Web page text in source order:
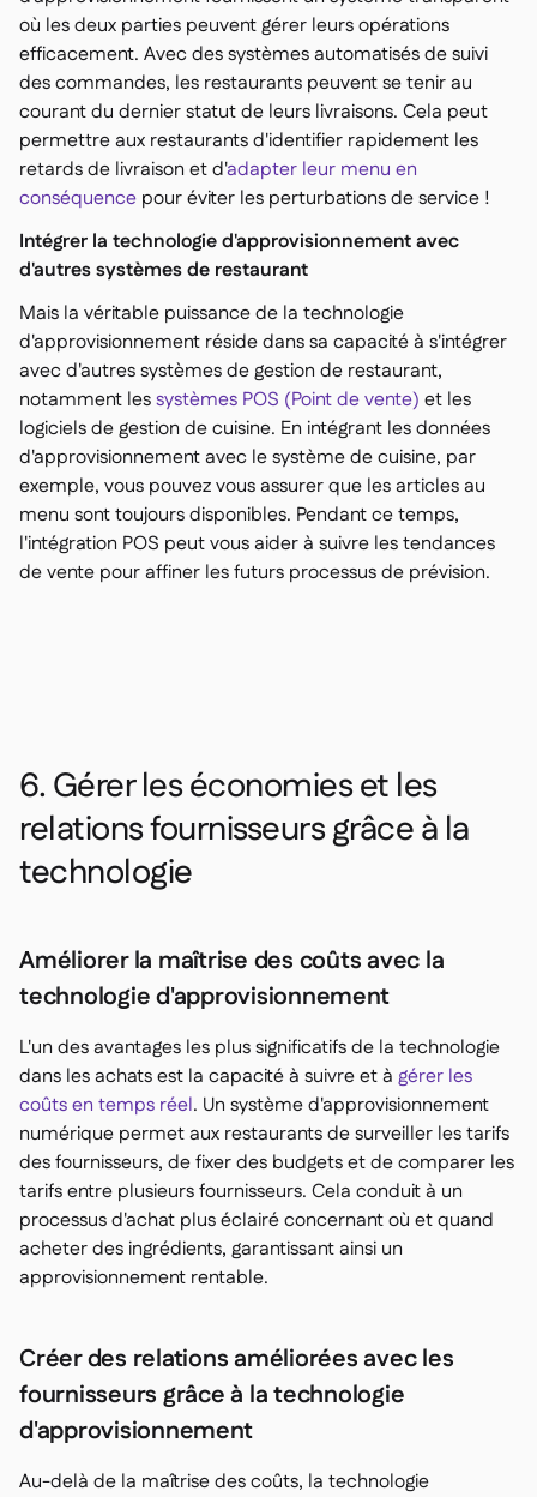
où les deux parties peuvent gérer leurs opérations
efficacement. Avec des systèmes automatisés de suivi
des commandes, les restaurants peuvent se tenir au
courant du dernier statut de leurs livraisons. Cela peut
permettre aux restaurants d'identifier rapidement les
retards de livraison et d'adapter leur menu en
conséquence pour éviter les perturbations de service !
Intégrer la technologie d'approvisionnement avec
d'autres systèmes de restaurant
Mais la véritable puissance de la technologie
d'approvisionnement réside dans sa capacité à s'intégrer
avec d'autres systèmes de gestion de restaurant,
notamment lessystèmes POS (Point de vente) et les
logiciels de gestion de cuisine. En intégrant les données
d'approvisionnement avec le système de cuisine, par
exemple, vous pouvez vous assurer que les articles au
menu sont toujours disponibles. Pendant ce temps,
l'intégration POS peut vous aider à suivre les tendances
de vente pour affiner les futurs processus de prévision.
6. Gérer les économies et les
relations fournisseurs grâce à la
technologie
Améliorer la maîtrise des coûts avec la
technologie d'approvisionnement
L'un des avantages les plus significatifs de la technologie
dans les achats est la capacité à suivre et à gérer les
coûts en temps réel. Un système d'approvisionnement
numérique permet aux restaurants de surveiller les tarifs
des fournisseurs, de fixer des budgets et de comparer les
tarifs entre plusieurs fournisseurs. Cela conduit à un
processus d'achat plus éclairé concernant où et quand
acheter des ingrédients, garantissant ainsi un
approvisionnement rentable.
Créer des relations améliorées avec les
fournisseurs grâce à la technologie
d'approvisionnement
Au-delà de la maîtrise des coûts, la technologie